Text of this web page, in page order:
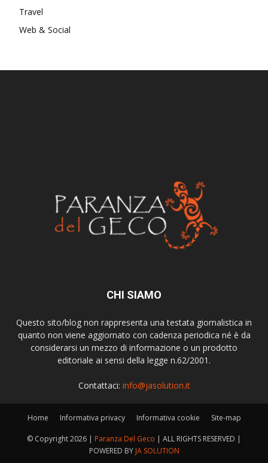
Travel
Web & Social
CHI SIAMO
Questo sito/blog non rappresenta una testata giornalistica in
quanto non viene aggiornato con cadenza periodica né è da
considerarsi un mezzo di informazione o un prodotto
editoriale ai sensi della legge n.62/2001.
Contattaci: info@jasolution.it
Home Informativa privacy Informativa cookie Site-map
© Copyright2026 | Paranza Del Geco | ALL RIGHTS RESERVED |
POWERED BY JA SOLUTION